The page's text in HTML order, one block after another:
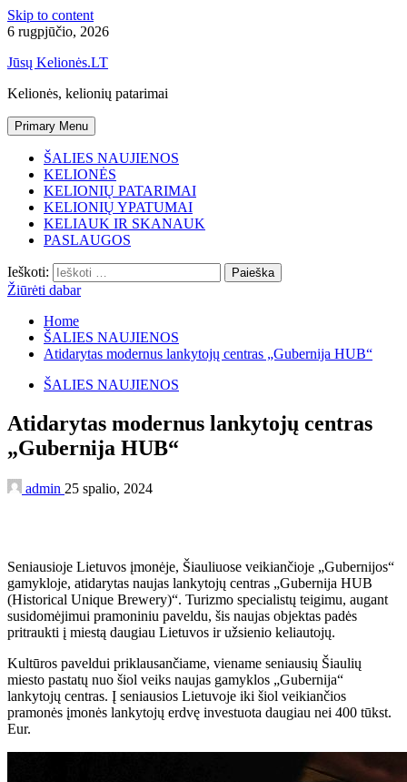
Skip to content
6 rugpjūčio, 2026
Jūsų Kelionės.LT
Kelionės, kelionių patarimai
Primary Menu
ŠALIES NAUJIENOS
KELIONĖS
KELIONIŲ PATARIMAI
KELIONIŲ YPATUMAI
KELIAUK IR SKANAUK
PASLAUGOS
Ieškoti:
Žiūrėti dabar
Home
ŠALIES NAUJIENOS
Atidarytas modernus lankytojų centras „Gubernija HUB“
ŠALIES NAUJIENOS
Atidarytas modernus lankytojų centras
„Gubernija HUB“
admin 25 spalio, 2024
Seniausioje Lietuvos įmonėje, Šiauliuose veikiančioje „Gubernijos“
gamykloje, atidarytas naujas lankytojų centras „Gubernija HUB
(Historical Unique Brewery)“. Turizmo specialistų teigimu, augant
susidomėjimui pramoniniu paveldu, šis naujas objektas padės
pritraukti į miestą daugiau Lietuvos ir užsienio keliautojų.
Kultūros paveldui priklausančiame, viename seniausių Šiaulių
miesto pastatų nuo šiol veiks naujas gamyklos „Gubernija“
lankytojų centras. Į seniausios Lietuvoje iki šiol veikiančios
pramonės įmonės lankytojų erdvę investuota daugiau nei 400 tūkst.
Eur.